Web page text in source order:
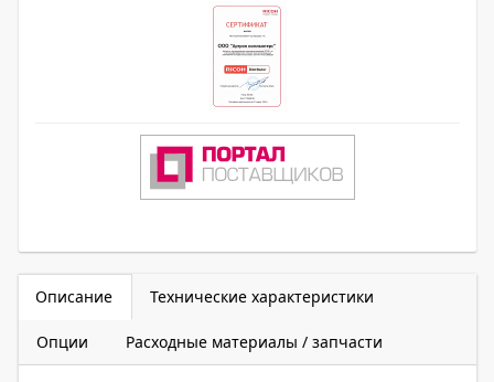
Описание Технические характеристики
Опции Расходные материалы / запчасти